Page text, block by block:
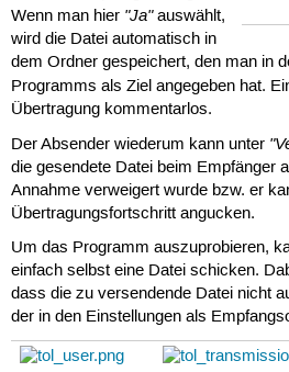
Wenn man hier "Ja"auswählt,
wird die Datei automatisch in
dem Ordner gespeichert, den man in
Programms als Ziel angegeben hat.
Übertragung kommentarlos.
Der Absender wiederum kann unter
die gesendete Datei beim Empfänger
Annahme verweigert wurde bzw. er
Übertragungsfortschritt angucken.
Um das Programm auszuprobieren,
einfach selbst eine Datei schicken.
dass die zu versendende Datei nicht
der in den Einstellungen als